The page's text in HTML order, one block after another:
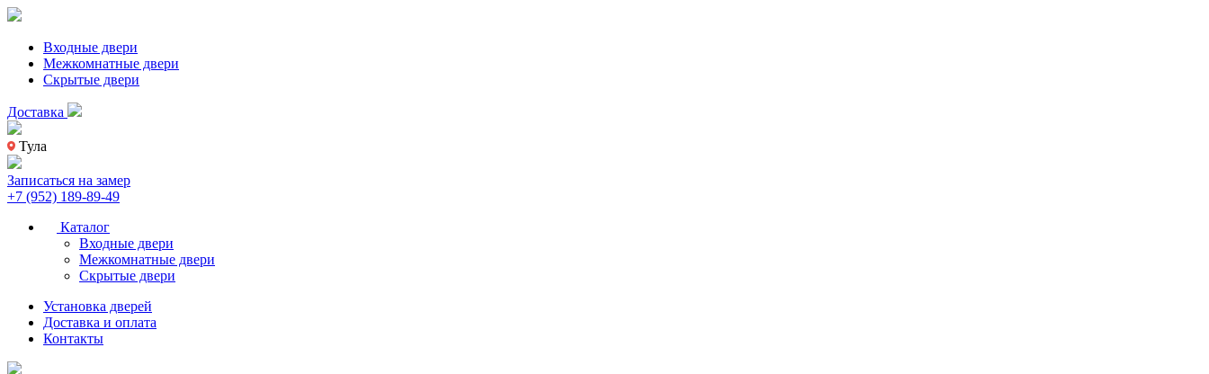
Входные двери
Межкомнатные двери
Скрытые двери
Доставка
Тула
Записаться на замер
+7 (952) 189-89-49
Каталог
Входные двери
Межкомнатные двери
Скрытые двери
Установка дверей
Доставка и оплата
Контакты